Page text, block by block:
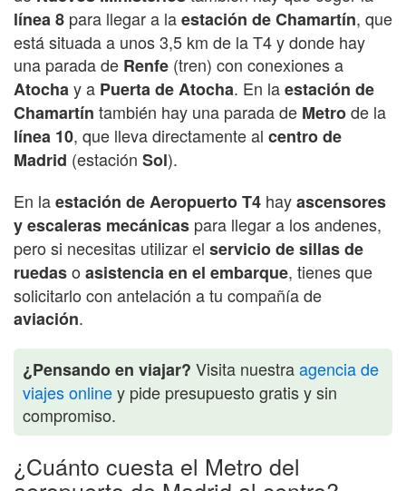
línea 8 para llegar a laestación de Chamartín, que
está situada a unos 3,5 km de la T4 y donde hay
una parada de Renfe (tren) con conexiones a
Atochay a Puerta de Atocha. En laestación de
Chamartín también hay una parada de Metrode la
línea 10, que lleva directamente al centro de
Madrid (estación Sol).
En laestación de Aeropuerto T4 hayascensores
y escaleras mecánicas para llegar a los andenes,
pero si necesitas utilizar el servicio de sillas de
ruedaso asistencia en el embarque, tienes que
solicitarlo con antelación a tu compañía de
aviación.
¿Pensando en viajar? Visita nuestraagencia de
viajes onliney pide presupuesto gratis y sin
compromiso.
¿Cuánto cuesta el Metro del